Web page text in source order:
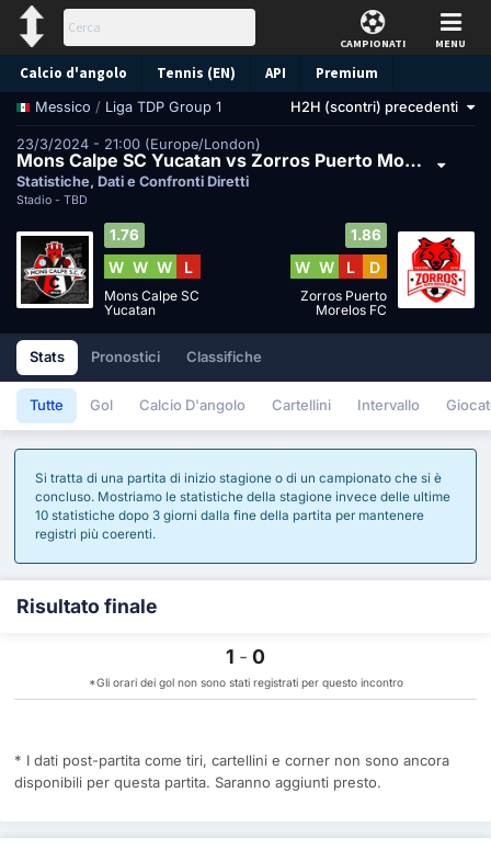
CAMPIONATI MENU
Calcio d'angolo Tennis (EN) API Premium
Pronostico
Messico / Liga TDP Group 1 H2H (scontri) precedenti
23/3/2024 - 21:00 (Europe/London)
Mons Calpe SC Yucatan vs Zorros Puerto Morelos FC
Statistiche, Dati e Confronti Diretti
Stadio - TBD
1.76
W W W L
Mons Calpe SC
Yucatan
1.86
W W L D
Zorros Puerto
Morelos FC
Stats Pronostici Classifiche
Tutte Gol Calcio D'angolo Cartellini Intervallo
Si tratta di una partita di inizio stagione o di un campionato che si è
concluso. Mostriamo le statistiche della stagione invece delle ultime
10 statistiche dopo 3 giorni dalla fine della partita per mantenere
registri più coerenti.
Risultato finale
1 - 0
*Gli orari dei gol non sono stati registrati per questo incontro
* I dati post-partita come tiri, cartellini e corner non sono ancora
disponibili per questa partita. Saranno aggiunti presto.